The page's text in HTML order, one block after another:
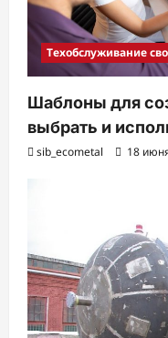
Техобслуживание
Шаблоны для
выбрать и
sib_ecometal 18